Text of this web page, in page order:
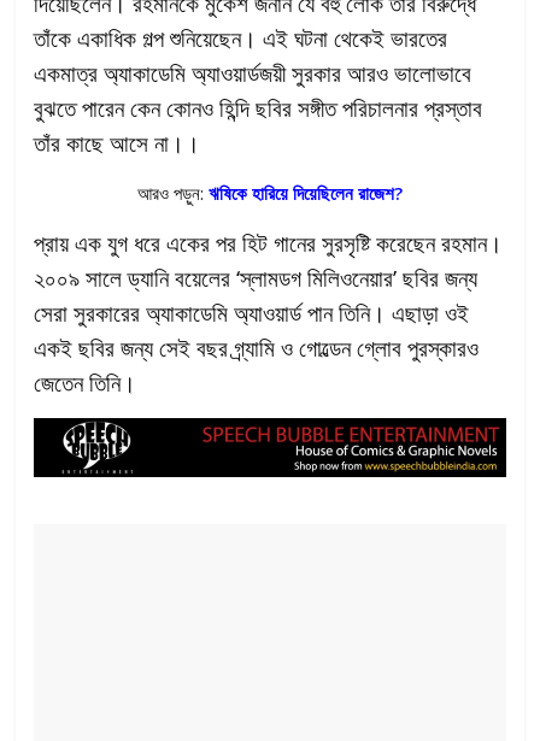
তাঁকে একাধিক গল্প শুনিয়েছেন। এই ঘটনা থেকেই ভারতের
একমাত্র অ্যাকাডেমি অ্যাওয়ার্ডজয়ী সুরকার আরও ভালোভাবে
বুঝতে পারেন কেন কোনও হিন্দি ছবির সঙ্গীত পরিচালনার প্রস্তাব
তাঁর কাছে আসে না।।
আরও পড়ুন: ঋষিকে হারিয়ে দিয়েছিলেন রাজেশ?
প্রায় এক যুগ ধরে একের পর হিট গানের সুরসৃষ্টি করেছেন রহমান।
২০০৯ সালে ড্যানি বয়েলের ‘স্লামডগ মিলিওনেয়ার’ ছবির জন্য
সেরা সুরকারের অ্যাকাডেমি অ্যাওয়ার্ড পান তিনি। এছাড়া ওই
একই ছবির জন্য সেই বছর গ্র্যামি ও গোল্ডেন গ্লোব পুরস্কারও
জেতেন তিনি।